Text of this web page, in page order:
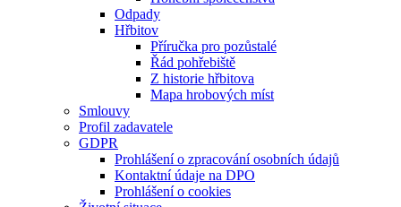
Odpady
Hřbitov
Příručka pro pozůstalé
Řád pohřebiště
Z historie hřbitova
Mapa hrobových míst
Smlouvy
Profil zadavatele
GDPR
Prohlášení o zpracování osobních údajů
Kontaktní údaje na DPO
Prohlášení o cookies